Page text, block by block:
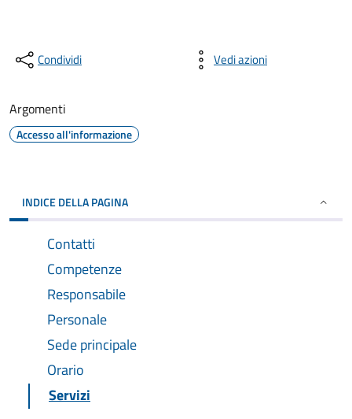
Condividi Vedi azioni
Argomenti
Accesso all'informazione
INDICE DELLA PAGINA
Contatti
Competenze
Responsabile
Personale
Sede principale
Orario
Servizi